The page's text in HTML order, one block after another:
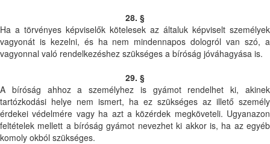
28. §
Ha a törvényes képviselők kötelesek az általuk képviselt személyek
vagyonát is kezelni, és ha nem mindennapos dologról van szó, a
vagyonnal való rendelkezéshez szükséges a bíróság jóváhagyása is.
29. §
A bíróság ahhoz a személyhez is gyámot rendelhet ki, akinek
tartózkodási helye nem ismert, ha ez szükséges az illető személy
érdekei védelmére vagy ha azt a közérdek megköveteli. Ugyanazon
feltételek mellett a bíróság gyámot nevezhet ki akkor is, ha az egyéb
komoly okból szükséges.